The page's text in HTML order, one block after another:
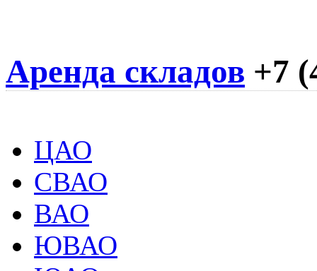
Аренда складов +7
ЦАО
СВАО
ВАО
ЮВАО